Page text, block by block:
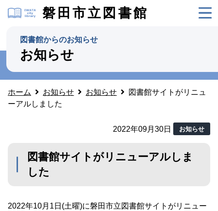
磐田市立図書館
図書館からのお知らせ
お知らせ
ホーム お知らせ お知らせ
図書館サイトがリニュ
ーアルしました
2022年09月30日 お知らせ
図書館サイトがリニューアルしま
した
2022年10月1日(土曜)に磐田市立図書館サイトがリニュー